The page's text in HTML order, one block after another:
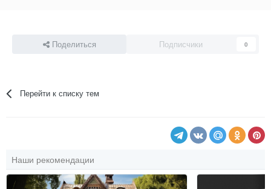
Поделиться Подписчики 0
Перейти к списку тем
Наши рекомендации